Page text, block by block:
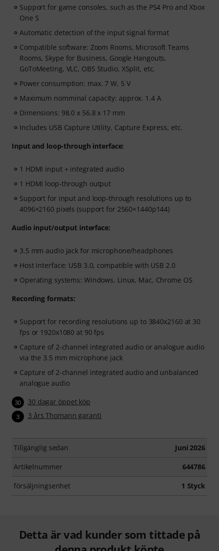
Support for game consoles, such as the PS4 Pro and Xbox
One S
Automatic detection of the input signal format
Compatible software: Zoom Rooms, Microsoft Teams
Rooms, Skype for Business, Google Hangouts,
GoToMeeting, VLC, OBS Studio, XSplit, etc.
Power consumption: max. 7 W, 5 V
Maximum nomminal capacity: approx. 1.4 A
Dimensions: 98.0 x 56.8 x 17 mm
Includes USB Capture Utility, Capture Express, etc.
Input and loop-through interface:
1 HDMI input + integrated audio
1 HDMI loop-through output
Support for input and loop-through resolutions up to
4096×2160 pixels (support for 2560×1440p144)
Audio input/output interface:
3.5 mm audio jack for microphone/headphones
Host interface: USB 3.0, compatible with USB 2.0
Operating systems: Windows, Linux, Mac, Chrome OS
Recording formats:
Support for recording resolutions up to 3840x2160 at 30
fps or 1920x1080 at 90 fps
Capture of 2-channel integrated audio or analogue audio
via the 3.5 mm microphone jack
Capture of 2-channel integrated audio and unbalanced
analogue audio
30 30 dagar öppet köp
3 3 års Thomann garanti
Tillgänglig sedan Juni 2026
Artikelnummer 644786
försäljningsenhet 1 Styck
Detta är vad kunder som tittade på